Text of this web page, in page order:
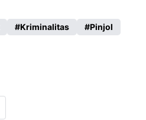
Kriminalitas
Pinjol